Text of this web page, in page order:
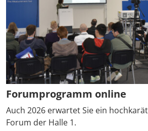
Forumprogramm online
Auch 2026 erwartet Sie ein
Forum der Halle 1.